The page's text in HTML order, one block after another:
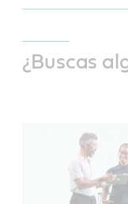
¿Buscas